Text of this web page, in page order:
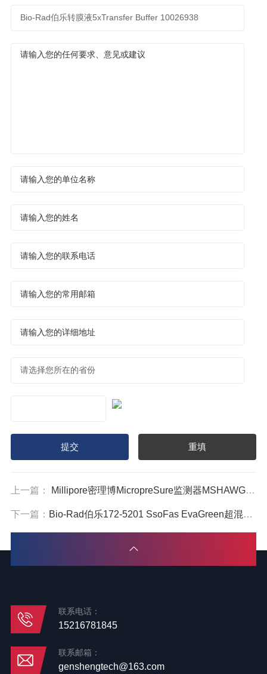
上一篇： Millipore密理博MicropreSure监测器MSHAWGM48
下一篇： Bio-Rad伯乐172-5201 SsoFas EvaGreen超混合液1725201
联系电话：
15216781845
联系邮箱：
genshengtech@163.com